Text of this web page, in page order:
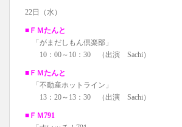
22日（水）
■ＦＭたんと
「がまだしもん倶楽部」
10：00～10：30 （出演 Sachi）
■ＦＭたんと
「不動産ホットライン」
13：20～13：30 （出演 Sachi）
■ＦＭ791